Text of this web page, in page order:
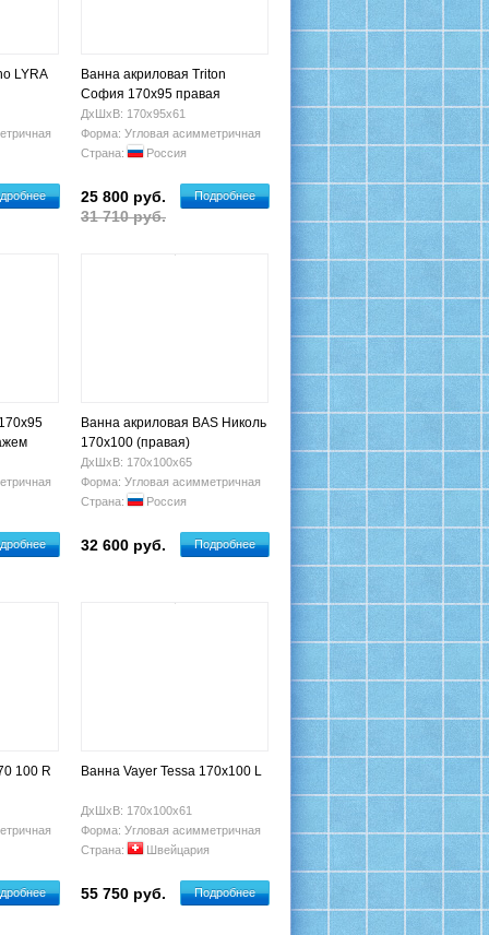
LYRA
Ванна акриловая Triton
София 170х95 правая
ДхШхВ: 170х95х61
Форма: Угловая асимметричная
Страна:
Россия
25 800 руб.
31 710 руб.
Подробнее
Ванна акриловая BAS Николь
170x100 (правая)
ДхШхВ: 170х100х65
Форма: Угловая асимметричная
Страна:
Россия
32 600 руб. Подробнее
100 R
Ванна Vayer Tessa 170x100 L
ДхШхВ: 170х100х61
Форма: Угловая асимметричная
Страна:
Швейцария
55 750 руб. Подробнее